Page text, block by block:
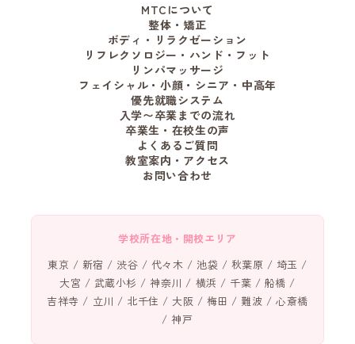
MTCについて
整体・矯正
ボディ・リラクゼーション
リフレクソロジー・ハンド・フット
リンパマッサージ
フェイシャル・小顔・シニア・中高年
優先就職システム
入学〜卒業までの流れ
卒業生・在校生の声
よくあるご質問
教室案内・アクセス
お問い合わせ
学校所在地・開校エリア
東京 / 新宿 / 渋谷 / 代々木 / 池袋 / 秋葉原 / 埼玉 /
大宮 / 武蔵小杉 / 神奈川 / 横浜 / 千葉 / 船橋 /
吉祥寺 / 立川 / 北千住 / 大阪 / 梅田 / 難波 / 心斎橋
/ 神戸